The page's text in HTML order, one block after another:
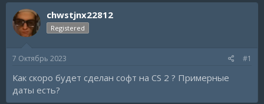
т
о
р
м
т
а
н
а
chwstjnx22812
Registered
7 Октябрь 2023 #1
Как скоро будет сделан софт на CS 2 ? Примерные
даты есть?